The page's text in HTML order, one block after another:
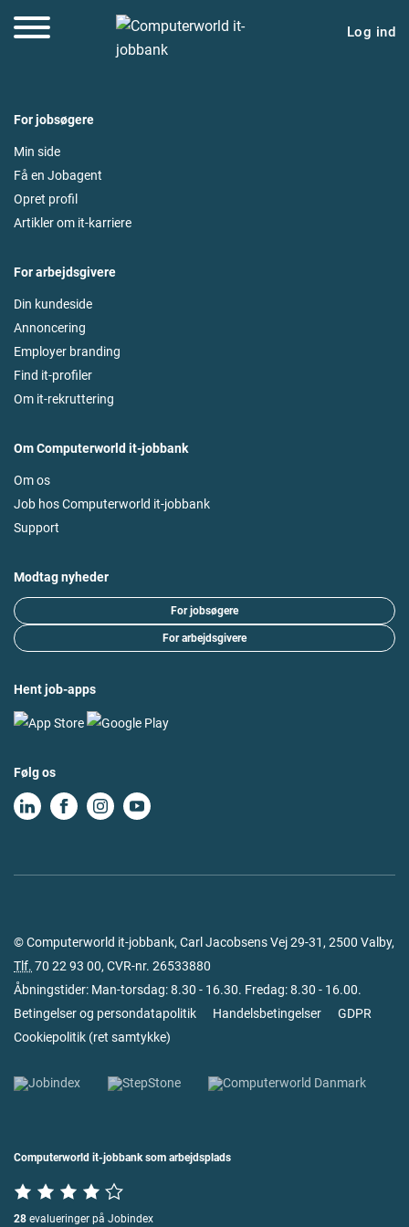
Log ind
For jobsøgere
Min side
Få en Jobagent
Opret profil
Artikler om it-karriere
For arbejdsgivere
Din kundeside
Annoncering
Employer branding
Find it-profiler
Om it-rekruttering
Om Computerworld it-jobbank
Om os
Job hos Computerworld it-jobbank
Support
Modtag nyheder
For jobsøgere
For arbejdsgivere
Hent job-apps
Følg os
© Computerworld it-jobbank, Carl Jacobsens Vej 29-31, 2500 Valby,
Tlf. 70 22 93 00, CVR-nr. 26533880
Åbningstider: Man-torsdag: 8.30 - 16.30. Fredag: 8.30 - 16.00.
Betingelser og persondatapolitik
Handelsbetingelser
GDPR
Cookiepolitik (ret samtykke)
Computerworld it-jobbank som arbejdsplads
28 evalueringer på Jobindex